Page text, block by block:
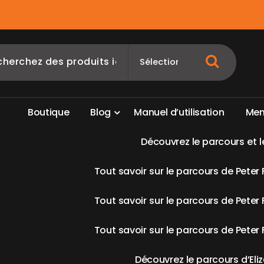
Boutique Blog Manuel d’utilisation Men
Découvrez le parcours et l
Tout savoir sur le parcours de Peter
Tout savoir sur le parcours de Peter
Tout savoir sur le parcours de Peter
Découvrez le parcours d’Eliz